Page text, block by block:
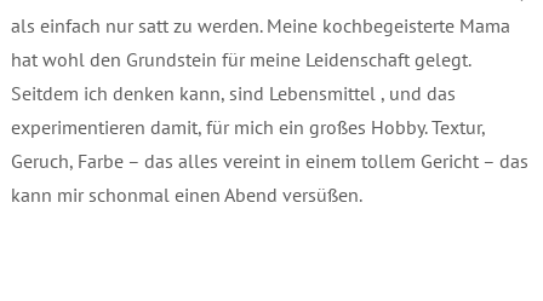
als einfach nur satt zu werden. Meine kochbegeisterte Mama
hat wohl den Grundstein für meine Leidenschaft gelegt.
Seitdem ich denken kann, sind Lebensmittel , und das
experimentieren damit, für mich ein großes Hobby. Textur,
Geruch, Farbe – das alles vereint in einem tollem Gericht – das
kann mir schonmal einen Abend versüßen.